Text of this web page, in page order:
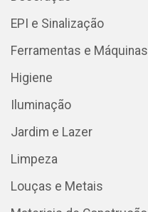
EPI e Sinalização
Ferramentas e Máquinas
Higiene
Iluminação
Jardim e Lazer
Limpeza
Louças e Metais